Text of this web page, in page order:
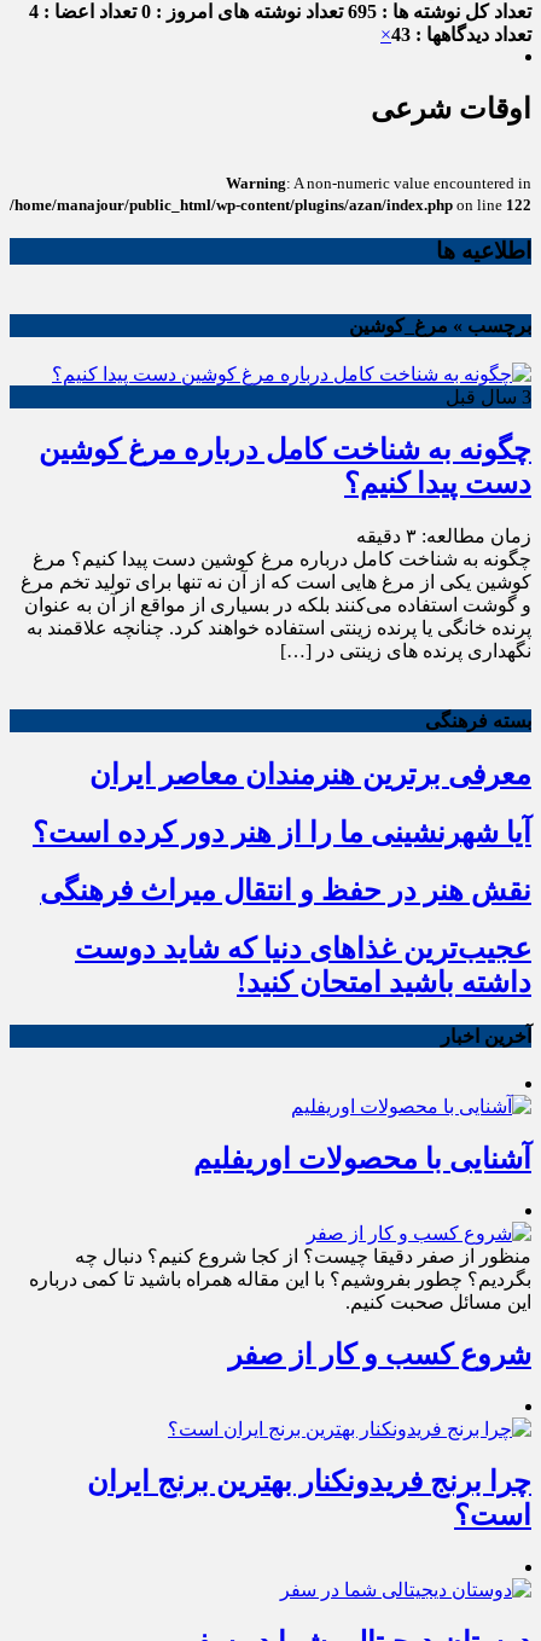
تعداد کل نوشته ها : 695
تعداد نوشته های امروز : 0
تعداد اعضا : 4
تعداد دیدگاهها : 43
×
اوقات شرعی
Warning: A non-numeric value encountered in
/home/manajour/public_html/wp-content/plugins/azan/index.php on line 122
اطلاعیه ها
برچسب » مرغ_کوشین
3 سال قبل
چگونه به شناخت کامل درباره مرغ کوشین
دست پیدا کنیم؟
زمان مطالعه: ۳ دقیقه
چگونه به شناخت کامل درباره مرغ کوشین دست پیدا کنیم؟ مرغ
کوشین یکی از مرغ هایی است که از آن نه تنها برای تولید تخم مرغ
و گوشت استفاده می‌کنند بلکه در بسیاری از مواقع از آن به عنوان
پرنده خانگی یا پرنده زینتی استفاده خواهند کرد. چنانچه علاقمند به
نگهداری پرنده های زینتی در […]
بسته فرهنگی
معرفی برترین هنرمندان معاصر ایران
آیا شهرنشینی ما را از هنر دور کرده است؟
نقش هنر در حفظ و انتقال میراث فرهنگی
عجیب‌ترین غذاهای دنیا که شاید دوست
داشته باشید امتحان کنید!
آخرین اخبار
آشنایی با محصولات اوریفلیم
منظور از صفر دقیقا چیست؟ از کجا شروع کنیم؟ دنبال چه
بگردیم؟ چطور بفروشیم؟ با این مقاله همراه باشید تا کمی درباره
این مسائل صحبت کنیم.
شروع کسب و کار از صفر
چرا برنج فریدونکنار بهترین برنج ایران
است؟